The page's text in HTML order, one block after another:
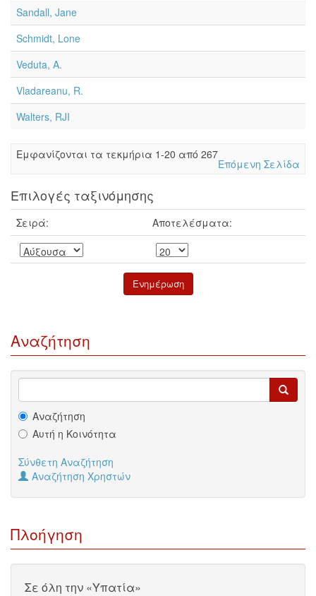
Sandall, Jane
Schmidt, Lone
Veduta, A.
Vladareanu, R.
Walters, RJI
Eμφανίζονται τα τεκμήρια 1-20 από 267
Επόμενη Σελίδα
Επιλογές ταξινόμησης
Σειρά: Αποτελέσματα:
Αναζήτηση
Αναζήτηση
Αυτή η Κοινότητα
Σύνθετη Αναζήτηση
Αναζήτηση Χρηστών
Πλοήγηση
Σε όλη την «Υπατία»